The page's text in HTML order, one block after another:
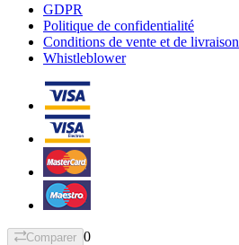
GDPR
Politique de confidentialité
Conditions de vente et de livraison
Whistleblower
Comparer 0